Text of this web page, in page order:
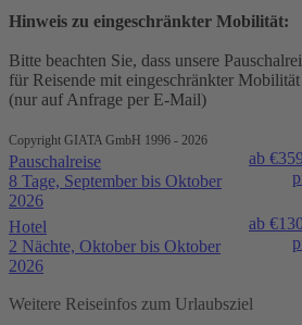
Hinweis zu eingeschränkter Mobilität:
Bitte beachten Sie, dass unsere
für Reisende mit eingeschränkter
(nur auf Anfrage per E-Mail)
Copyright GIATA GmbH 1996 - 2026
Pauschalreise
8 Tage, September bis Oktober
2026
ab €
Hotel
2 Nächte, Oktober bis Oktober
2026
ab €
Weitere Reiseinfos zum Urlaubsziel